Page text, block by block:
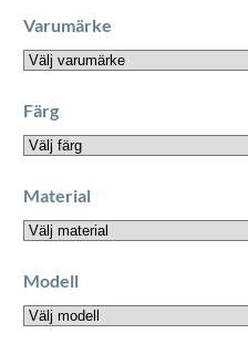
Varumärke
Färg
Material
Modell